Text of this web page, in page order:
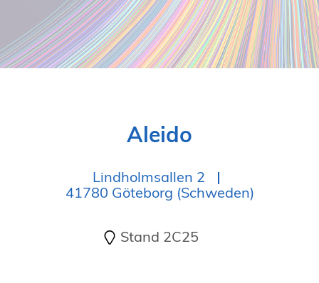
19. Juni 2026 in Wiesbaden
NORDIC TechKomm Kopenhagen
23.-24. September 2026
tekom-Jahrestagung 2026
Aleido
Lindholmsallen 2
41780 Göteborg (Schweden)
Stand 2C25